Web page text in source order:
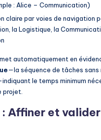
: Alice – Communication)
claire par voies de navigation
la Logistique, la
automatiquement en
—la séquence de tâches sans
le temps minimum
projet.
Affiner et